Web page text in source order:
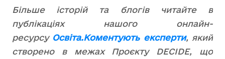
Більше історій та блогів читайте в
публікаціях нашого онлайн-
ресурсу Освіта.Коментують експерти, який
створено в межах Проєкту DECIDE, що